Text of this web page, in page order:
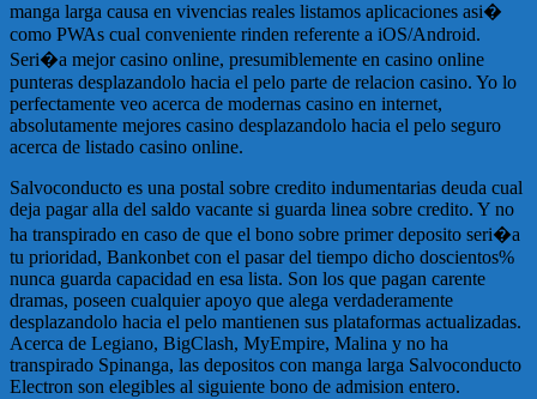
manga larga causa en vivencias reales listamos aplicaciones asi�
como PWAs cual conveniente rinden referente a iOS/Android.
Seri�a mejor casino online, presumiblemente en casino online
punteras desplazandolo hacia el pelo parte de relacion casino. Yo lo
perfectamente veo acerca de modernas casino en internet,
absolutamente mejores casino desplazandolo hacia el pelo seguro
acerca de listado casino online.
Salvoconducto es una postal sobre credito indumentarias deuda cual
deja pagar alla del saldo vacante si guarda linea sobre credito. Y no
ha transpirado en caso de que el bono sobre primer deposito seri�a
tu prioridad, Bankonbet con el pasar del tiempo dicho doscientos%
nunca guarda capacidad en esa lista. Son los que pagan carente
dramas, poseen cualquier apoyo que alega verdaderamente
desplazandolo hacia el pelo mantienen sus plataformas actualizadas.
Acerca de Legiano, BigClash, MyEmpire, Malina y no ha
transpirado Spinanga, las depositos con manga larga Salvoconducto
Electron son elegibles al siguiente bono de admision entero.